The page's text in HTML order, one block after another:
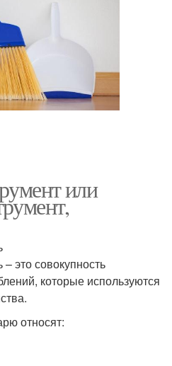
или
это совокупность
которые используются
относят: